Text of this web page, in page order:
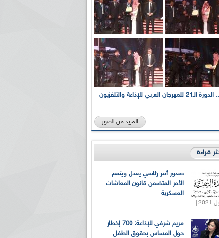
بالصور... الدورة الـ21 للمهرجان العربي للإذاعة والتلفزيون
المزيد من الصور
قراءة
صدور أمر رئاسي يعدل ويتمم
الأمر المتضمن قانون المعاشات
العسكرية
مريم شرفي للإذاعة: 700 إخطار
حول المساس بحقوق الطفل